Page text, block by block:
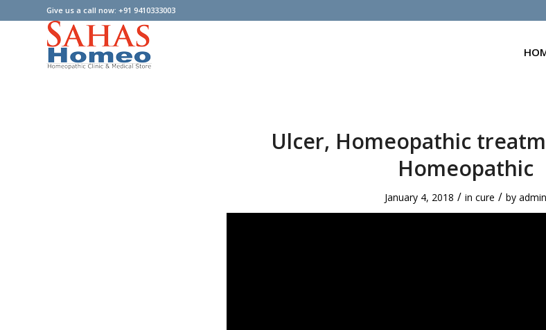
Give us a call now: +91 9410333003
Ulcer, Homeopathic
Homeopathic
January 4, 2018 / in cure / by admin